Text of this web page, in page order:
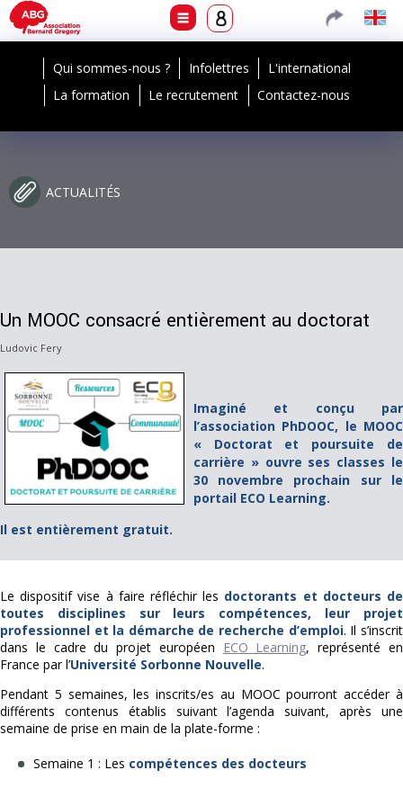
Qui sommes-nous ? Infolettres
L'international
La formation
Le recrutement Contactez-nous
ACTUALITÉS
Un MOOC consacré entièrement au doctorat
Ludovic Fery
Imaginé et conçu par
l’association PhDOOC, le MOOC
« Doctorat et poursuite de
carrière » ouvre ses classes le
30 novembre prochain sur le
portail ECO Learning.
Il est entièrement gratuit.
Le dispositif vise à faire réfléchir les doctorants et docteurs de
toutes disciplines sur leurs compétences, leur projet
professionnel et la démarche de recherche d’emploi. Il s’inscrit
dans le cadre du projet européen
ECO Learning, représenté en
France par l’Université Sorbonne Nouvelle.
Pendant 5 semaines, les inscrits/es au MOOC pourront accéder à
différents contenus établis suivant l’agenda suivant, après une
semaine de prise en main de la plate-forme :
Semaine 1 : Les compétences des docteurs